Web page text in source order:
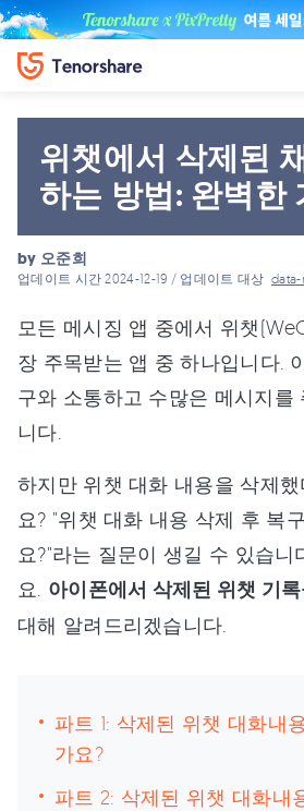
위챗에서 삭제된
하는 방법: 완벽한
by 오준희
업데이트 시간 2024-12-19 / 업데이트 대상
모든 메시징 앱 중에서 위챗
장 주목받는 앱 중 하나입니다.
구와 소통하고 수많은 메시지를
니다.
하지만 위챗 대화 내용을 삭제
요? "위챗 대화 내용 삭제 후 복
요?"라는 질문이 생길 수 있습니
요. 아이폰에서 삭제된 위챗 기
대해 알려드리겠습니다.
파트 1: 삭제된 위챗 대화내
가요?
파트 2: 삭제된 위챗 대화내